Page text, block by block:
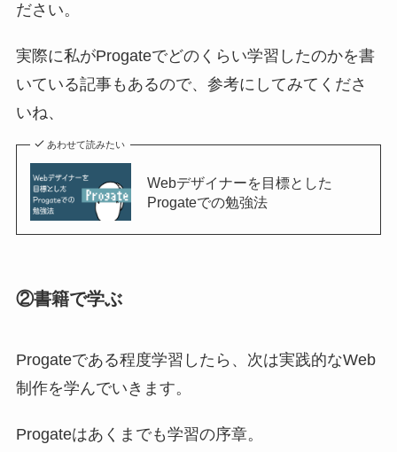
ださい。
実際に私がProgateでどのくらい学習したのかを書
いている記事もあるので、参考にしてみてくださ
いね、
あわせて読みたい
Webデザイナーを目標とした
Progateでの勉強法
②書籍で学ぶ
Progateである程度学習したら、次は実践的なWeb
制作を学んでいきます。
Progateはあくまでも学習の序章。